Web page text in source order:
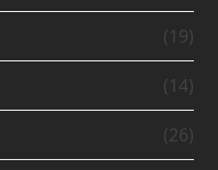
(19)
(14)
(26)